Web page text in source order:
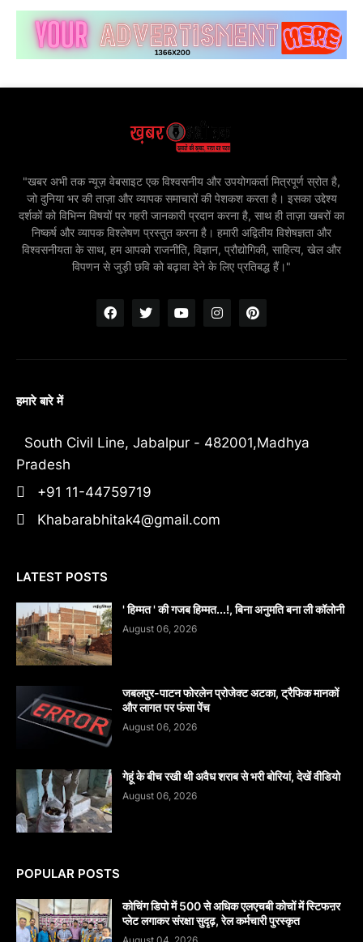
"खबर अभी तक न्यूज़ वेबसाइट एक विश्वसनीय और उपयोगकर्ता मित्रपूर्ण स्रोत है,
जो दुनिया भर की ताज़ा और व्यापक समाचारों की पेशकश करता है। इसका उद्देश्य
दर्शकों को विभिन्न विषयों पर गहरी जानकारी प्रदान करना है, साथ ही ताज़ा खबरों का
निष्कर्ष और व्यापक विश्लेषण प्रस्तुत करना है। हमारी अद्वितीय विशेषज्ञता और
विश्वसनीयता के साथ, हम आपको राजनीति, विज्ञान, प्रौद्योगिकी, साहित्य, खेल और
विपणन से जुड़ी छवि को बढ़ावा देने के लिए प्रतिबद्ध हैं।"
हमारे बारे में
South Civil Line, Jabalpur - 482001,Madhya
Pradesh
+91 11-44759719
Khabarabhitak4@gmail.com
LATEST POSTS
' हिम्मत ' की गजब हिम्मत...!, बिना अनुमति बना ली कॉलोनी
August 06, 2026
जबलपुर-पाटन फोरलेन प्रोजेक्ट अटका, ट्रैफिक मानकों
और लागत पर फंसा पेंच
August 06, 2026
गेहूं के बीच रखी थी अवैध शराब से भरी बोरियां, देखें वीडियो
August 06, 2026
POPULAR POSTS
कोचिंग डिपो में 500 से अधिक एलएचबी कोचों में स्टिफऩर
प्लेट लगाकर संरक्षा सुदृढ़, रेल कर्मचारी पुरस्कृत